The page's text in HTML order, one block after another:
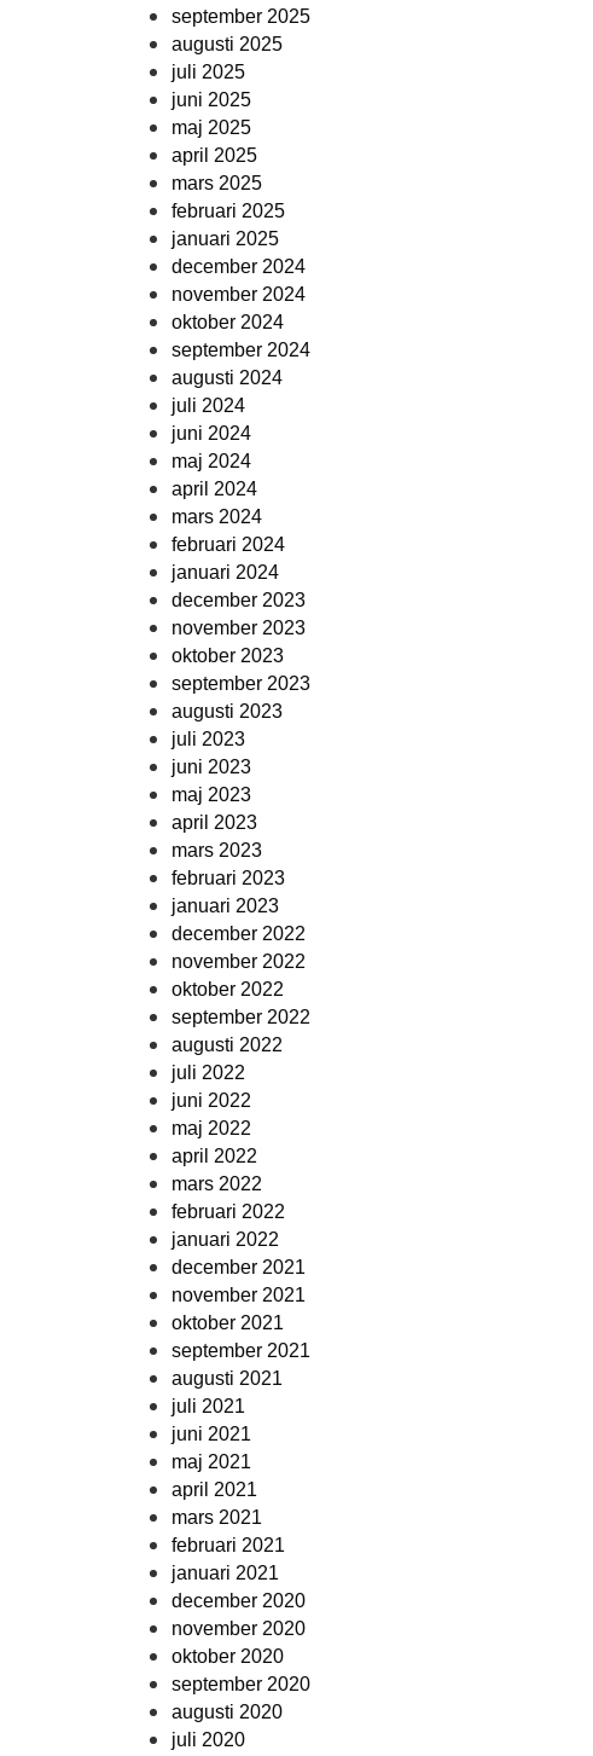
september 2025
augusti 2025
juli 2025
juni 2025
maj 2025
april 2025
mars 2025
februari 2025
januari 2025
december 2024
november 2024
oktober 2024
september 2024
augusti 2024
juli 2024
juni 2024
maj 2024
april 2024
mars 2024
februari 2024
januari 2024
december 2023
november 2023
oktober 2023
september 2023
augusti 2023
juli 2023
juni 2023
maj 2023
april 2023
mars 2023
februari 2023
januari 2023
december 2022
november 2022
oktober 2022
september 2022
augusti 2022
juli 2022
juni 2022
maj 2022
april 2022
mars 2022
februari 2022
januari 2022
december 2021
november 2021
oktober 2021
september 2021
augusti 2021
juli 2021
juni 2021
maj 2021
april 2021
mars 2021
februari 2021
januari 2021
december 2020
november 2020
oktober 2020
september 2020
augusti 2020
juli 2020